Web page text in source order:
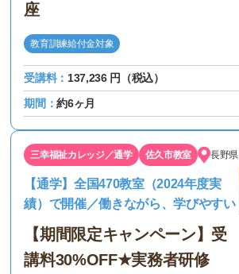
座
教育訓練給付金対象
受講料： 137,236 円（税込）
期間：約6ヶ月
三幸福祉カレッジ／通学 佐久市教室 長野県
【通学】全国470教室（2024年度実
績）で開催／働きながら、学びやすい
【期間限定キャンペーン】受
講料30%OFF★実務者研修